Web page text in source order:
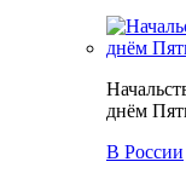
днём
В России